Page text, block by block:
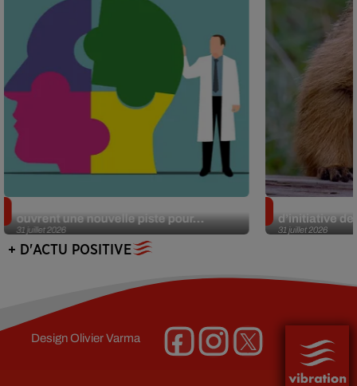
31 juillet 2026
ouvrent une nouvelle piste pour...
31 juillet 2026
d’initiative
+ D'ACTU POSITIVE
DesignOlivier Varma